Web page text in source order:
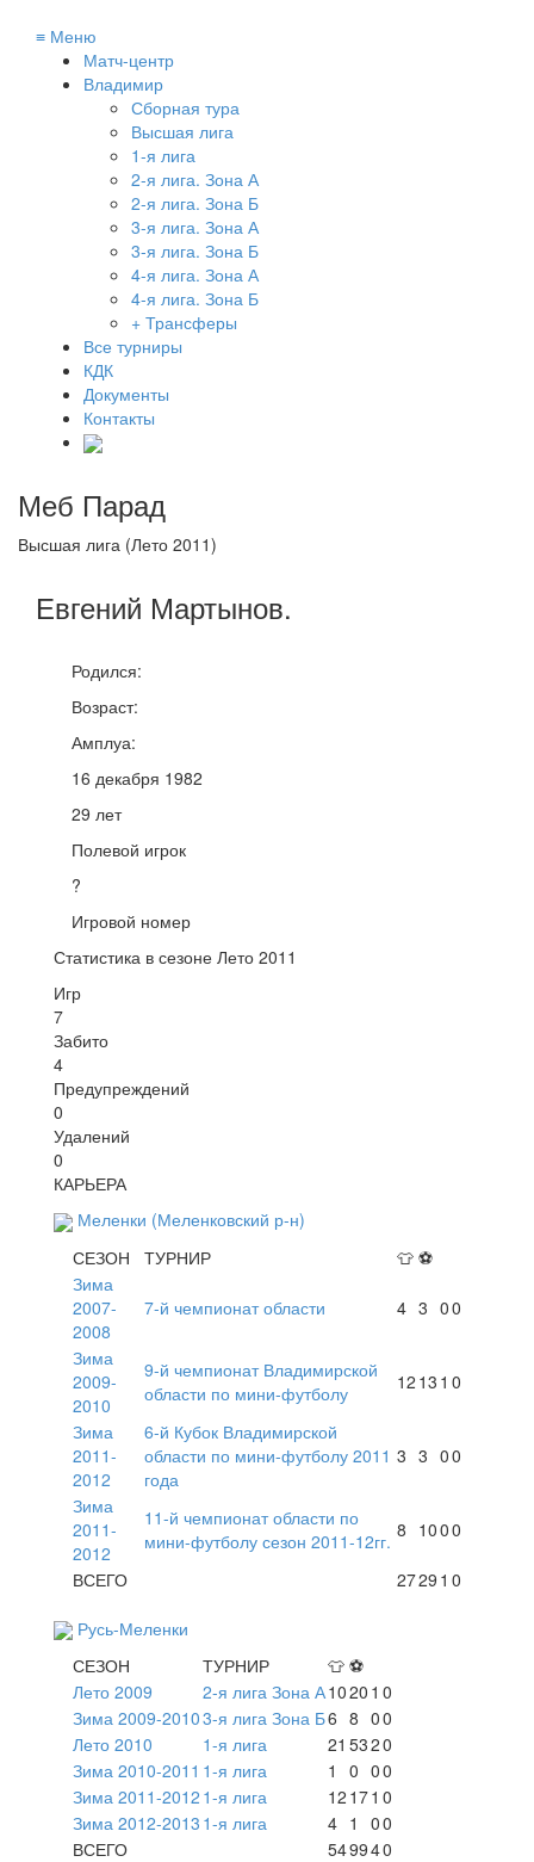
≡ Меню
Матч-центр
Владимир
Сборная тура
Высшая лига
1-я лига
2-я лига. Зона А
2-я лига. Зона Б
3-я лига. Зона А
3-я лига. Зона Б
4-я лига. Зона А
4-я лига. Зона Б
+ Трансферы
Все турниры
КДК
Документы
Контакты
Меб Парад
Высшая лига (Лето 2011)
Евгений Мартынов.
Родился:
Возраст:
Амплуа:
16 декабря 1982
29 лет
Полевой игрок
?
Игровой номер
Статистика в сезоне Лето 2011
Игр
7
Забито
4
Предупреждений
0
Удалений
0
КАРЬЕРА
Меленки (Меленковский р-н)
СЕЗОН
ТУРНИР 👕 ⚽
Зима
2007-
2008
7-й чемпионат области 4 3 00
Зима
2009-
2010
9-й чемпионат Владимирской
области по мини-футболу
12 13 1 0
Зима
2011-
2012
6-й Кубок Владимирской
области по мини-футболу 2011
года
3 3 00
Зима
2011-
2012
11-й чемпионат области по
мини-футболу сезон 2011-12гг. 8 1000
ВСЕГО 2729 1 0
Русь-Меленки
СЕЗОН
ТУРНИР 👕 ⚽
Лето 2009
2-я лига Зона А1020 1 0
Зима 2009-20103-я лига Зона Б6 8 00
Лето 2010
1-я лига 21 5320
Зима 2010-2011 1-я лига 1 0 00
Зима 2011-2012 1-я лига 12 171 0
Зима 2012-2013 1-я лига 4 1 00
ВСЕГО
549940